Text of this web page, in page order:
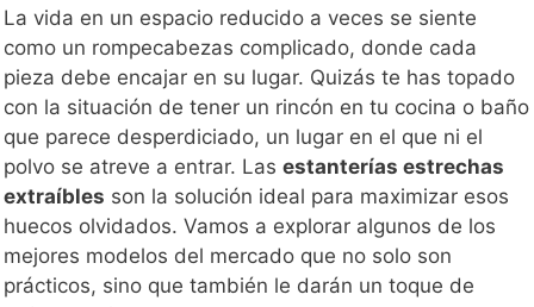
La vida en un espacio reducido a veces se siente
como un rompecabezas complicado, donde cada
pieza debe encajar en su lugar. Quizás te has topado
con la situación de tener un rincón en tu cocina o baño
que parece desperdiciado, un lugar en el que ni el
polvo se atreve a entrar. Las estanterías estrechas
extraíbles son la solución ideal para maximizar esos
huecos olvidados. Vamos a explorar algunos de los
mejores modelos del mercado que no solo son
prácticos, sino que también le darán un toque de